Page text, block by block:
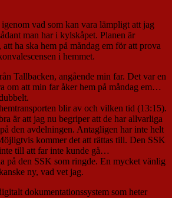
vad som kan vara lämpligt att jag
man har i kylskåpet. Planen är
ha ska hem på måndag em för att prova
i hemmet.
Tallbacken, angående min far. Det var en
om att min far åker hem på måndag em…
blir av och vilken tid (13:15).
är att jag nu begriper att de har allvarliga
den avdelningen. Antagligen har inte helt
kommer det att rättas till. Den SSK
till att far inte kunde gå…
på den SSK som ringde. En mycket vänlig
ny, vad vet jag.
dokumentationssystem som heter